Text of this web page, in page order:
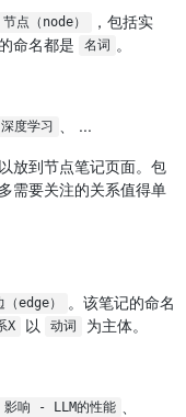
节点（node）
，包括实
命名都是
名词
。
深度学习
、 ...
放到节点笔记页面。包
需要关注的关系值得单
（edge）
。该笔记的命名
X 以 动词
为主体。
响 - LLM的性能